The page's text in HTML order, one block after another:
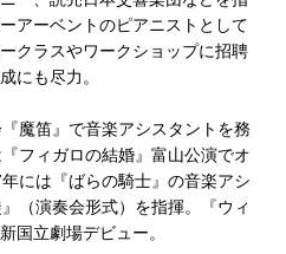
アーベントのピアニストとして
クラスやワークショップに招聘
にも尽力。
魔笛』で音楽アシスタントを務
フィガロの結婚』富山公演でオ
には『ばらの騎士』の音楽アシ
（演奏会形式）を指揮。『ウィ
国立劇場デビュー。